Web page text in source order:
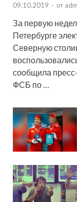
09.10.2019 - от
За первую
Петербурге
Северную
сообщила
ФСБ по …